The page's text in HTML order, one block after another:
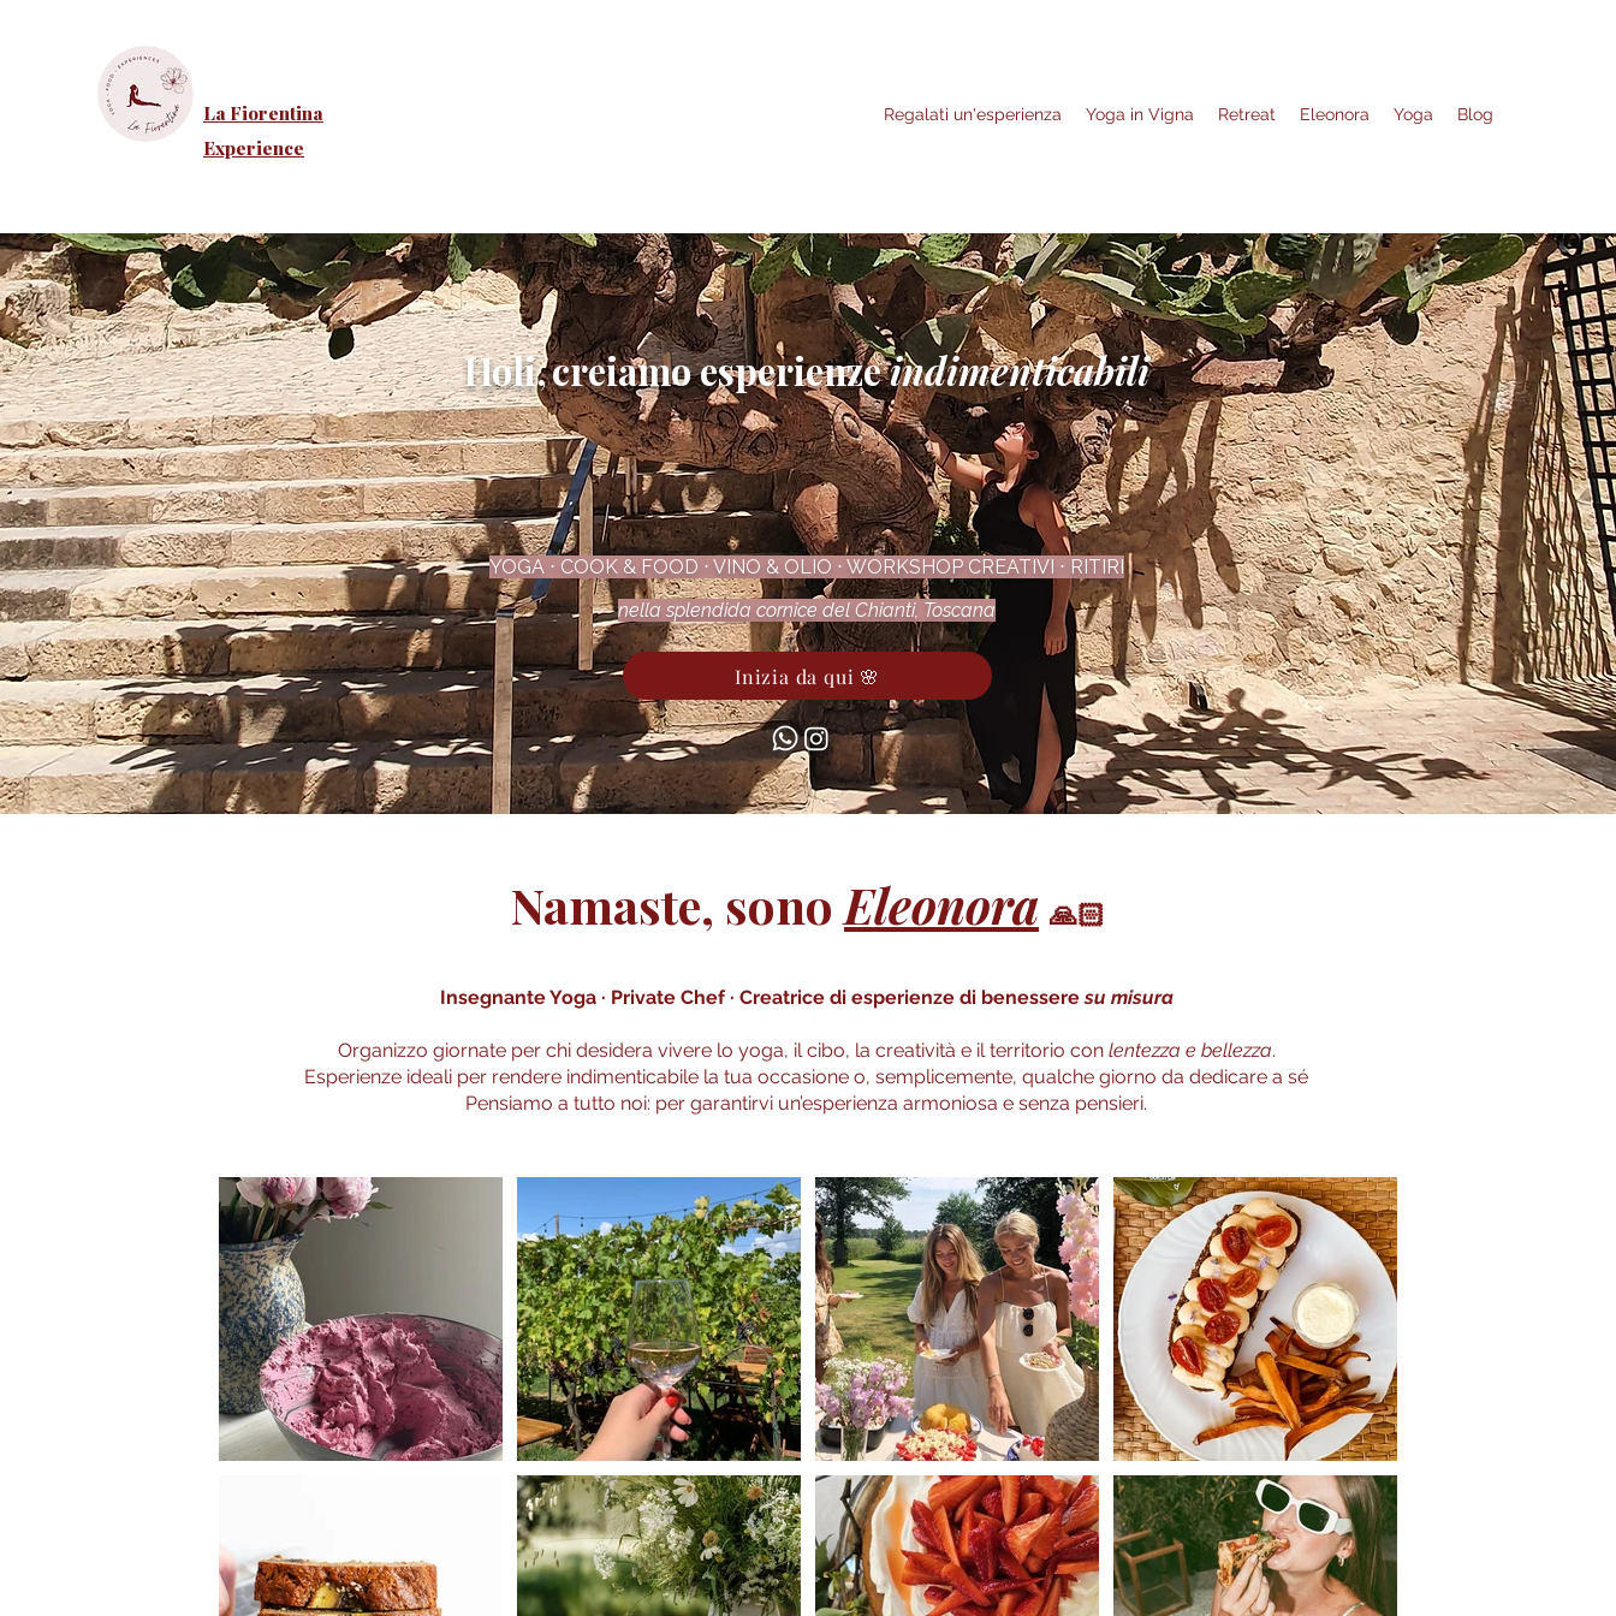
La Fiorentina
Experience
Regalati un'esperienza Yoga in Vigna Retreat Eleonora Yoga Blog
Holi,creiamo esperienzeindimenticabili
YOGA ⋅ COOK & FOOD ⋅ VINO & OLIO ⋅ WORKSHOP CREATIVI ⋅ RITIRI
nella splendida cornice del Chianti, Toscana
Inizia da qui 🌸
Namaste, sono Eleonora 🙏🏻
Insegnante Yoga · Private Chef · Creatrice di esperienze di benesseresu misura
Organizzo giornate per chi desidera vivere lo yoga, il cibo, la creatività e il territorio con lentezza e bellezza.
Esperienze ideali per rendere indimenticabile la tua occasione o, semplicemente, qualche giorno da dedicare a sé
Pensiamo a tutto noi: per garantirvi un’esperienza armoniosa e senza pensieri.